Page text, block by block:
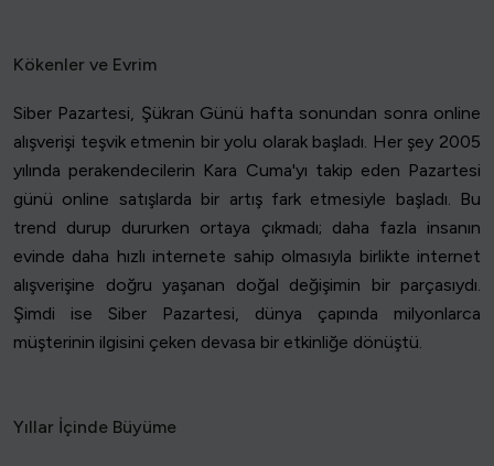
Kökenler ve Evrim
Siber Pazartesi, Şükran Günü hafta sonundan sonra online
alışverişi teşvik etmenin bir yolu olarak başladı. Her şey 2005
yılında perakendecilerin Kara Cuma'yı takip eden Pazartesi
günü online satışlarda bir artış fark etmesiyle başladı. Bu
trend durup dururken ortaya çıkmadı; daha fazla insanın
evinde daha hızlı internete sahip olmasıyla birlikte internet
alışverişine doğru yaşanan doğal değişimin bir parçasıydı.
Şimdi ise Siber Pazartesi, dünya çapında milyonlarca
müşterinin ilgisini çeken devasa bir etkinliğe dönüştü.
Yıllar İçinde Büyüme